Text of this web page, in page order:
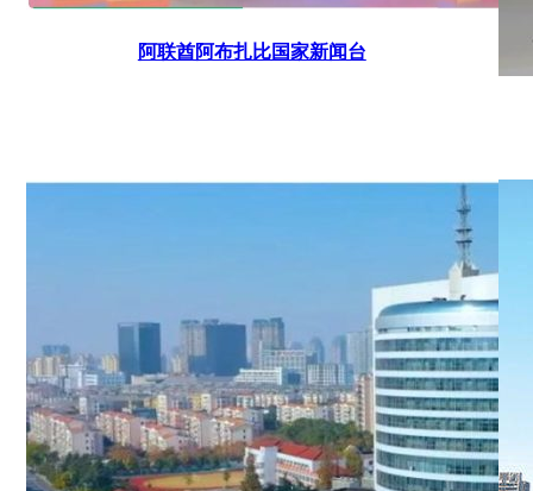
阿联酋阿布扎比国家新闻台